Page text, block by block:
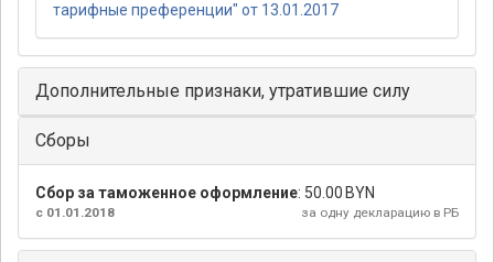
тарифные преференции" от 13.01.2017
Дополнительные признаки, утратившие силу
Сборы
Сбор за таможенное оформление: 50.00 BYN
за одну декларацию в РБ
с 01.01.2018